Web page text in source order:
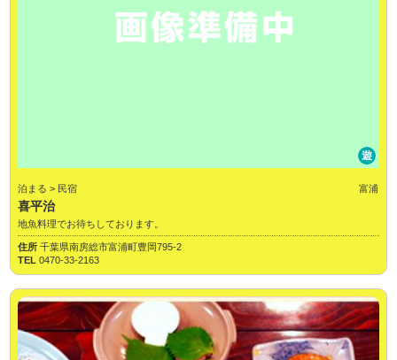
遊
泊まる > 民宿 富浦
喜平治
地魚料理でお待ちしております。
住所千葉県南房総市富浦町豊岡795-2
TEL0470-33-2163